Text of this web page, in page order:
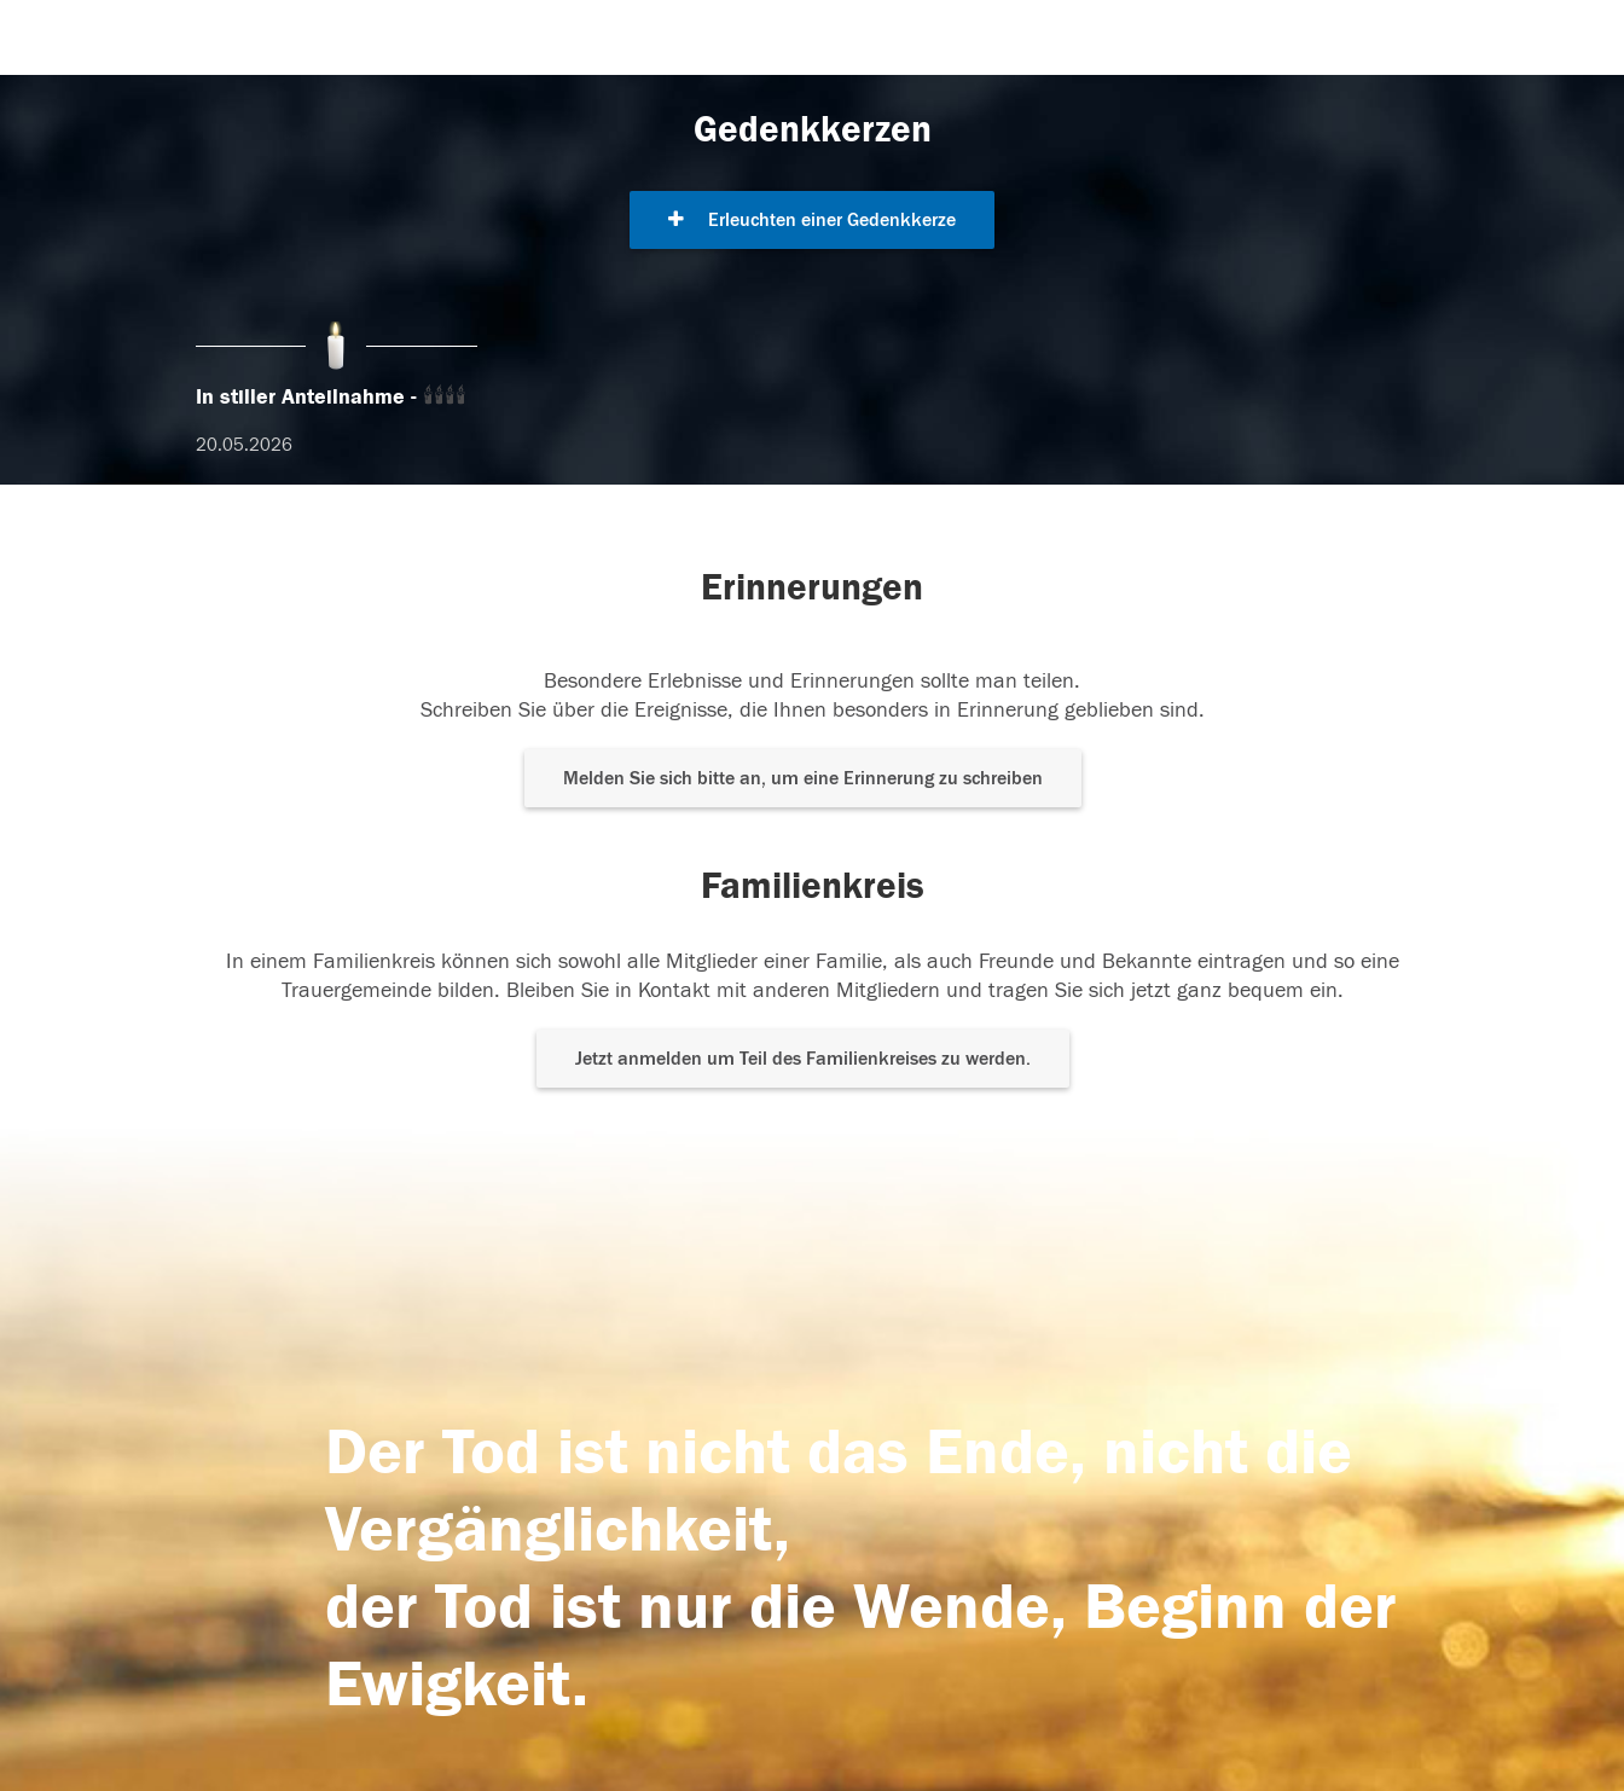
Gedenkkerzen
Erleuchten einer Gedenkkerze
In stiller Anteilnahme 🕯🕯🕯🕯
20.05.2026
Erinnerungen
Besondere Erlebnisse und Erinnerungen sollte man teilen.
Schreiben Sie über die Ereignisse, die Ihnen besonders in Erinnerung geblieben sind.
Melden Sie sich bitte an, um eine Erinnerung zu schreiben
Familienkreis
In einem Familienkreis können sich sowohl alle Mitglieder einer Familie, als auch Freunde und Bekannte eintragen und so eine
Trauergemeinde bilden. Bleiben Sie in Kontakt mit anderen Mitgliedern und tragen Sie sich jetzt ganz bequem ein.
Jetzt anmelden um Teil des Familienkreises zu werden.
Der Tod ist nicht das Ende, nicht die
Vergänglichkeit,
der Tod ist nur die Wende, Beginn der
Ewigkeit.